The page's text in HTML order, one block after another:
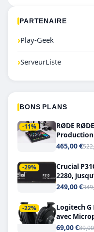
PARTENAIRE
›Play-Geek
›ServeurListe
BONS PLANS
-11%
RØDE
Double
465,00 €
-29%
Crucial
2280,
249,00 €
-22%
Logitech G
avec
Headphone
69,00 €